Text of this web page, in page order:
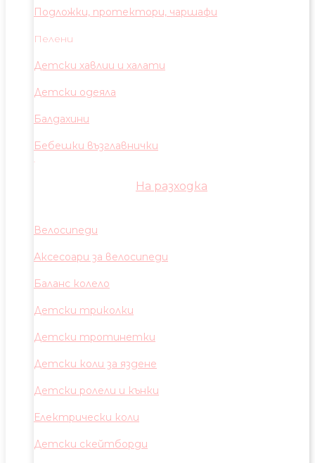
Подложки, протектори, чаршафи
Пелени
Детски хавлии и халати
Детски одеяла
Балдахини
Бебешки възглавнички
На разходка
Велосипеди
Аксесоари за велосипеди
Баланс колело
Детски триколки
Детски тротинетки
Детски коли за яздене
Детски ролели и кънки
Електрически коли
Детски скейтборди